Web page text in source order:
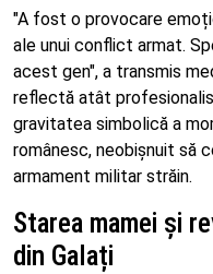
"A fost o provocare
ale unui conflict armat.
acest gen", a transmis
reflectă atât
gravitatea simbolică a
românesc, neobișnuit să
armament militar străin.
Starea mamei și
din Galați